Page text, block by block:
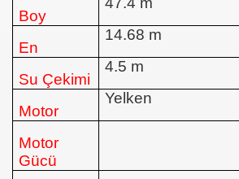
Boy
En
14.68 m
Su Çekimi
4.5 m
Motor
Yelken
Motor
Gücü